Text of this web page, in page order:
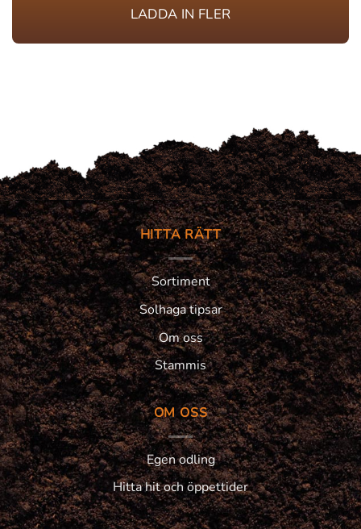
LADDA IN FLER
HITTA RÄTT
Sortiment
Solhaga tipsar
Om oss
Stammis
OM OSS
Egen odling
Hitta hit och öppettider